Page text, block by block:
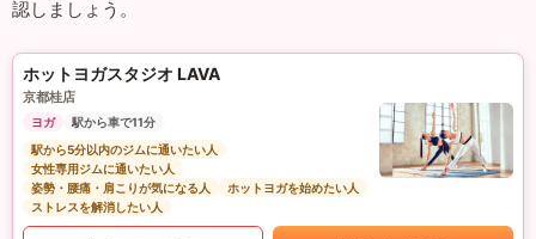
認しましょう。
ホットヨガスタジオ LAVA
京都桂店
ヨガ
駅から車で11分
駅から5分以内のジムに通いたい人
女性専用ジムに通いたい人
姿勢・腰痛・肩こりが気になる人
ホットヨガを始めたい人
ストレスを解消したい人